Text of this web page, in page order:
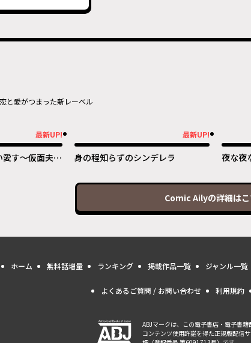
と愛がつまった新レーベル
最新UP!
す〜仮面夫婦
最新UP!
身の程知らずのシンデレラ 夜な夜
Comic Ailyの詳細は
ホーム 無料話増量 ランキング 掲載作品一覧 ジャンル一覧
よくあるご質問 / お問い合わせ 利用規約
ABJマークは、この電子書店・電子書
コンテンツ使用許諾を得た正規版配信